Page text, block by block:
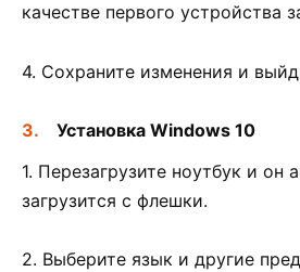
качестве первого устройства
4. Сохраните изменения и
Установка Windows 10
1. Перезагрузите ноутбук и он
загрузится с флешки.
2. Выберите язык и другие